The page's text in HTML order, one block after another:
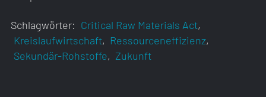
Schlagwörter: Critical Raw Materials Act,
Kreislaufwirtschaft, Ressourceneffizienz,
Sekundär-Rohstoffe, Zukunft